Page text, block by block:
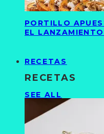
PORTILLO
EL
RECETAS
RECETAS
SEE ALL